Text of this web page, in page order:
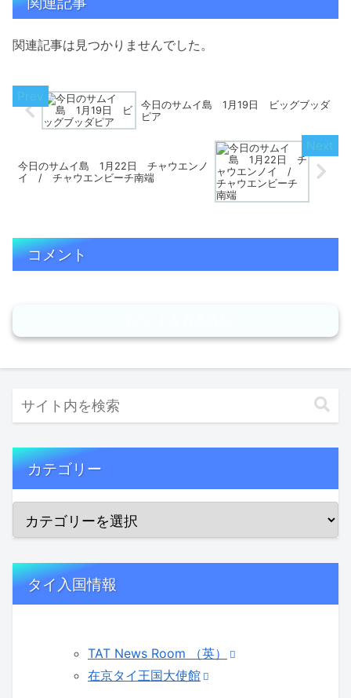
関連記事は見つかりませんでした。
今日のサムイ島 1月19日 ビッグブッダ
ピア
今日のサムイ島 1月22日 チャウエンノ
イ / チャウエンビーチ南端
コメント
カテゴリー
タイ入国情報
TAT News Room （英）
在京タイ王国大使館